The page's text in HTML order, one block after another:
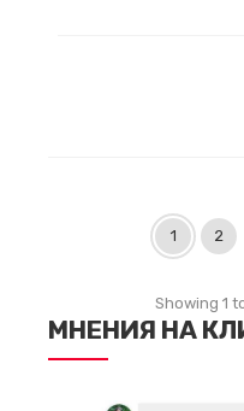
1 2
Showing 1
МНЕНИЯ НА